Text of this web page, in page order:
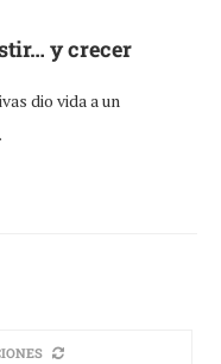
y crecer
dio vida a un